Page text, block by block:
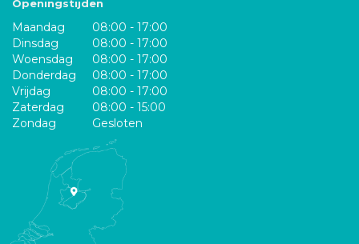
Openingstijden
Maandag
08:00 - 17:00
Dinsdag
08:00 - 17:00
Woensdag
08:00 - 17:00
Donderdag
08:00 - 17:00
Vrijdag
08:00 - 17:00
Zaterdag
08:00 - 15:00
Zondag
Gesloten